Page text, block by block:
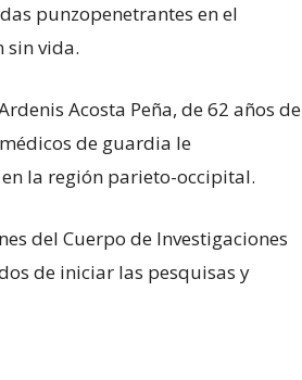
punzopenetrantes en el
sin vida.
Acosta Peña, de 62 años de
de guardia le
la región parieto-occipital.
del Cuerpo de Investigaciones
de iniciar las pesquisas y